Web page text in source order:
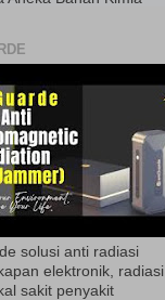
solusi anti radiasi
elektronik, radiasi
sakit penyakit